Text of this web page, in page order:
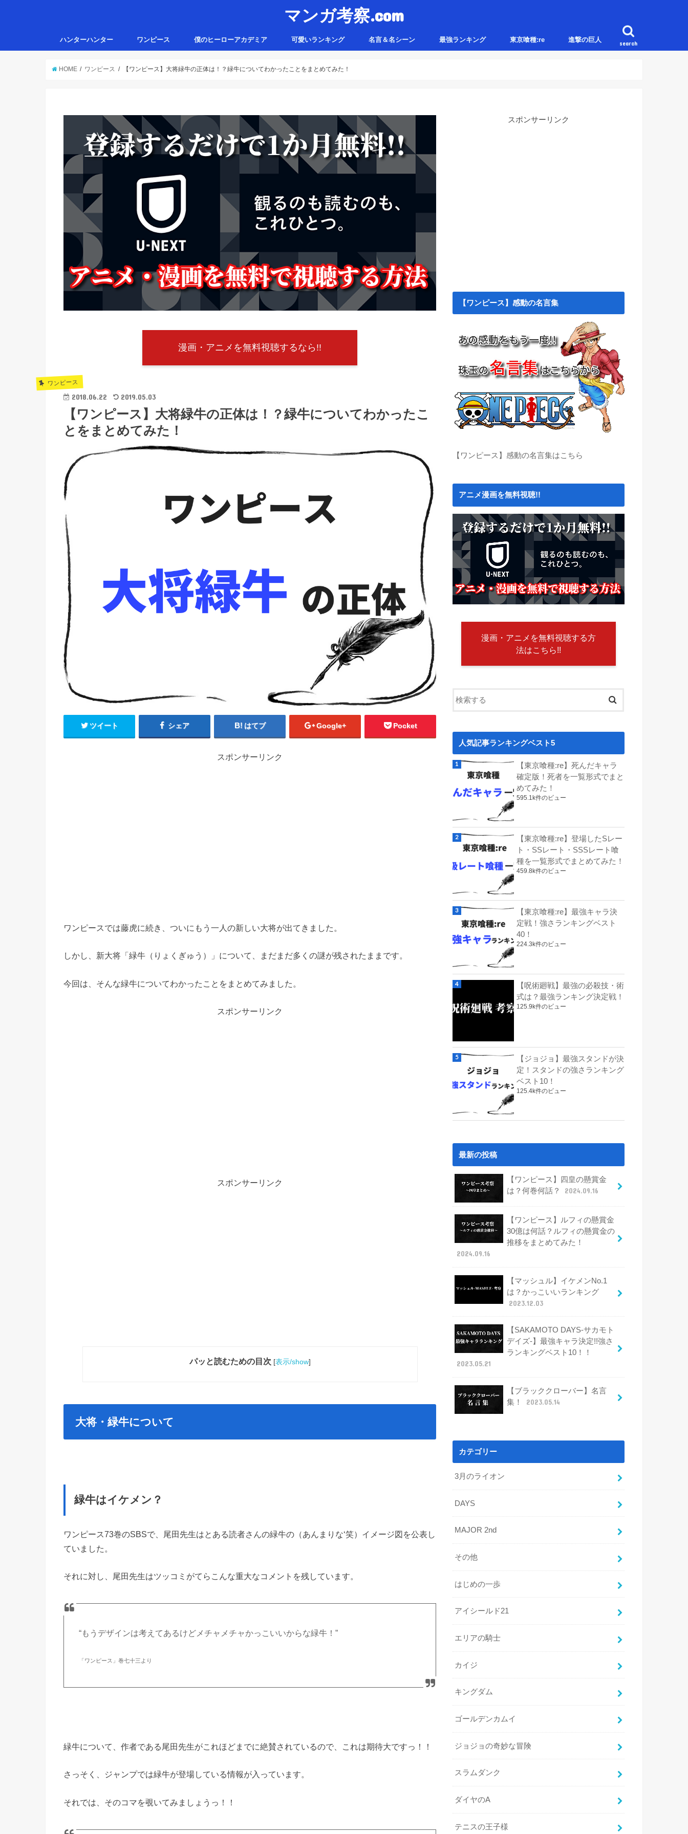
マンガ考察.com
search
ハンターハンター ワンピース 僕のヒーローアカデミア 可愛いランキング 名言＆名シーン 最強ランキング 東京喰種:re 進撃の巨人
HOME ワンピース 【ワンピース】大将緑牛の正体は！？緑牛についてわかったことをまとめてみた！
漫画・アニメを無料視聴するなら!!
ワンピース
2018.06.22 2019.05.03
【ワンピース】大将緑牛の正体は！？緑牛についてわかったこ
とをまとめてみた！
ツイート シェア はてブ Google+ Pocket
スポンサーリンク
ワンピースでは藤虎に続き、ついにもう一人の新しい大将が出てきました。
しかし、新大将「緑牛（りょくぎゅう）」について、まだまだ多くの謎が残されたままです。
今回は、そんな緑牛についてわかったことをまとめてみました。
スポンサーリンク
スポンサーリンク
パッと読むための目次 [表示/show]
大将・緑牛について
緑牛はイケメン？
ワンピース73巻のSBSで、尾田先生はとある読者さんの緑牛の（あんまりな‘笑）イメージ図を公表し
ていました。
それに対し、尾田先生はツッコミがてらこんな重大なコメントを残しています。
“もうデザインは考えてあるけどメチャメチャかっこいいからな緑牛！”
「ワンピース」巻七十三より
緑牛について、作者である尾田先生がこれほどまでに絶賛されているので、これは期待大ですっ！！
さっそく、ジャンプでは緑牛が登場している情報が入っています。
それでは、そのコマを覗いてみましょうっ！！
スポンサーリンク
【ワンピース】感動の名言集
【ワンピース】感動の名言集はこちら
アニメ漫画を無料視聴!!
漫画・アニメを無料視聴する方
法はこちら!!
人気記事ランキングベスト5
【東京喰種:re】死んだキャラ
確定版！死者を一覧形式でまと
めてみた！
595.1k件のビュー
【東京喰種:re】登場したSレー
ト・SSレート・SSSレート喰
種を一覧形式でまとめてみた！
459.8k件のビュー
【東京喰種:re】最強キャラ決
定戦！強さランキングベスト
40！
224.3k件のビュー
【呪術廻戦】最強の必殺技・術
式は？最強ランキング決定戦！
125.9k件のビュー
【ジョジョ】最強スタンドが決
定！スタンドの強さランキング
ベスト10！
125.4k件のビュー
最新の投稿
【ワンピース】四皇の懸賞金
は？何巻何話？
2024.09.16
【ワンピース】ルフィの懸賞金
30億は何話？ルフィの懸賞金の
推移をまとめてみた！
2024.09.16
【マッシュル】イケメンNo.1
は？かっこいいランキング
2023.12.03
【SAKAMOTO DAYS-サカモト
デイズ-】最強キャラ決定!!強さ
ランキングベスト10！！
2023.05.21
【ブラッククローバー】名言
集！
2023.05.14
カテゴリー
3月のライオン
DAYS
MAJOR 2nd
その他
はじめの一歩
アイシールド21
エリアの騎士
カイジ
キングダム
ゴールデンカムイ
ジョジョの奇妙な冒険
スラムダンク
ダイヤのA
テニスの王子様